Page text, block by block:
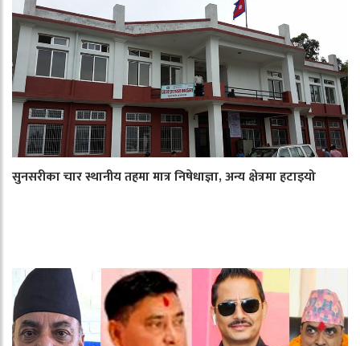
सुनसरीका चार स्थानीय तहमा मात्र निषेधाज्ञा, अन्य क्षेत्रमा हटाइयो